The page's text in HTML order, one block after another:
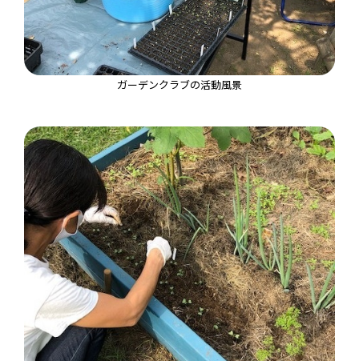
ガーデンクラブの活動風景